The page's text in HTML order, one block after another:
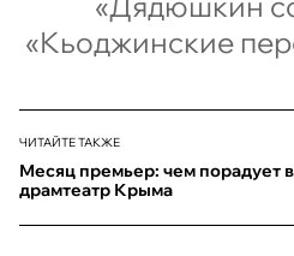
«Кьоджинские
ЧИТАЙТЕ ТАКЖЕ
Месяц премьер: чем порадует
драмтеатр Крыма